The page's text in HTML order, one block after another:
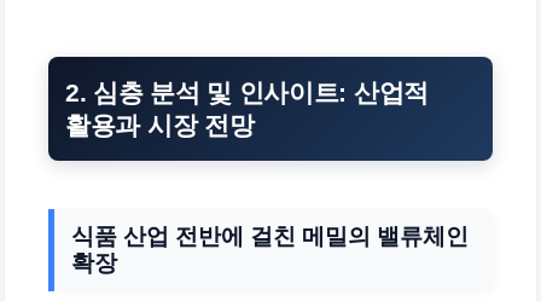
2. 심층 분석 및 인사이트: 산업적
활용과 시장 전망
식품 산업 전반에 걸친 메밀의 밸류체인
확장